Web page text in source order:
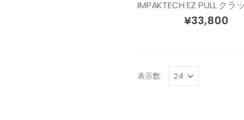
¥33,800
表示数: